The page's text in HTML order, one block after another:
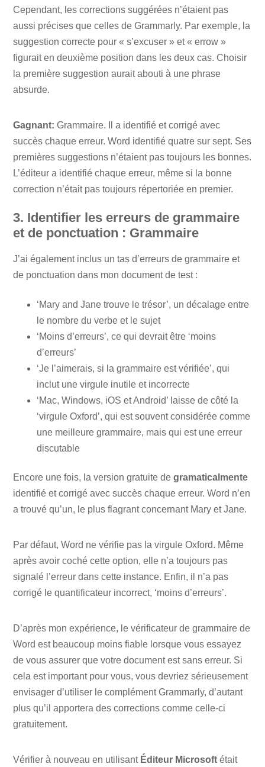
Cependant, les corrections suggérées n’étaient pas
aussi précises que celles de Grammarly. Par exemple, la
suggestion correcte pour « s’excuser » et « errow »
figurait en deuxième position dans les deux cas. Choisir
la première suggestion aurait abouti à une phrase
absurde.
Gagnant: Grammaire. Il a identifié et corrigé avec
succès chaque erreur. Word identifié quatre sur sept. Ses
premières suggestions n’étaient pas toujours les bonnes.
L’éditeur a identifié chaque erreur, même si la bonne
correction n’était pas toujours répertoriée en premier.
3. Identifier les erreurs de grammaire
et de ponctuation : Grammaire
J’ai également inclus un tas d’erreurs de grammaire et
de ponctuation dans mon document de test :
‘Mary and Jane trouve le trésor’, un décalage entre
le nombre du verbe et le sujet
‘Moins d’erreurs’, ce qui devrait être ‘moins
d’erreurs’
‘Je l’aimerais, si la grammaire est vérifiée’, qui
inclut une virgule inutile et incorrecte
‘Mac, Windows, iOS et Android’ laisse de côté la
‘virgule Oxford’, qui est souvent considérée comme
une meilleure grammaire, mais qui est une erreur
discutable
Encore une fois, la version gratuite degramaticalmente
identifié et corrigé avec succès chaque erreur. Word n’en
a trouvé qu’un, le plus flagrant concernant Mary et Jane.
Par défaut, Word ne vérifie pas la virgule Oxford. Même
après avoir coché cette option, elle n’a toujours pas
signalé l’erreur dans cette instance. Enfin, il n’a pas
corrigé le quantificateur incorrect, ‘moins d’erreurs’.
D’après mon expérience, le vérificateur de grammaire de
Word est beaucoup moins fiable lorsque vous essayez
de vous assurer que votre document est sans erreur. Si
cela est important pour vous, vous devriez sérieusement
envisager d’utiliser le complément Grammarly, d’autant
plus qu’il apportera des corrections comme celle-ci
gratuitement.
Vérifier à nouveau en utilisant Éditeur Microsoft était